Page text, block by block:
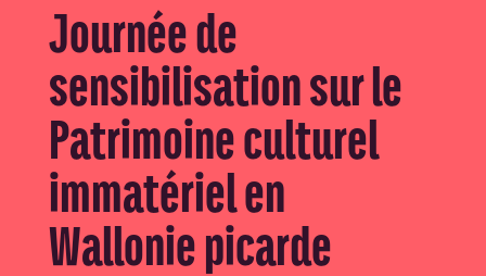
Journée de
sensibilisation sur le
Patrimoine culturel
immatériel en
Wallonie picarde